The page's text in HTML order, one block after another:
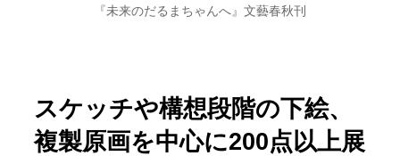
『未来のだるまちゃんへ』文藝春秋刊
スケッチや構想段階の下絵、
複製原画を中心に200点以上展